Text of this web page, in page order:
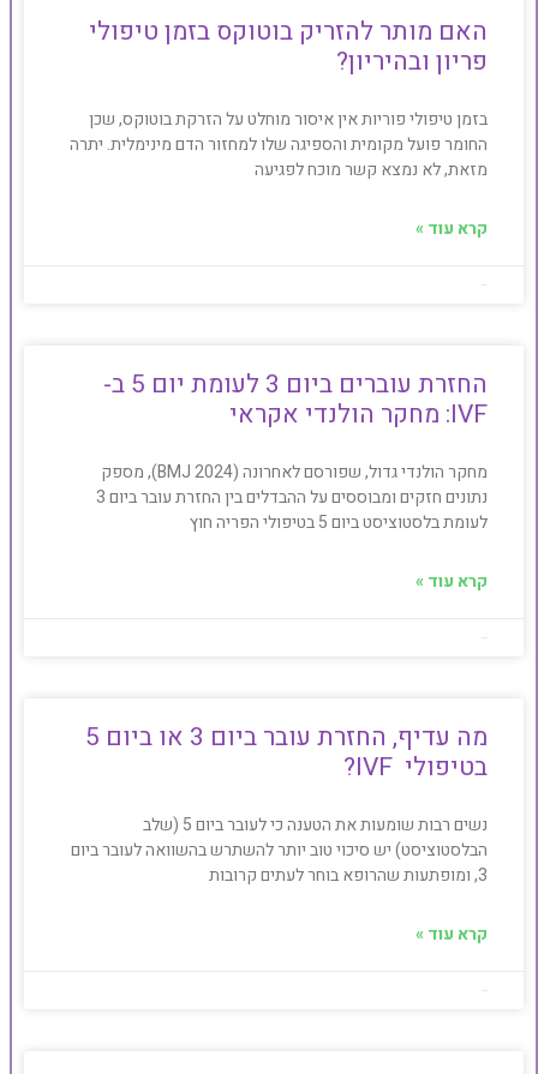
האם מותר להזריק בוטוקס בזמן טיפולי
פריון ובהיריון?
בזמן טיפולי פוריות אין איסור מוחלט על הזרקת בוטוקס, שכן
החומר פועל מקומית והספיגה שלו למחזור הדם מינימלית. יתרה
מזאת, לא נמצא קשר מוכח לפגיעה
קרא עוד »
החזרת עוברים ביום 3 לעומת יום 5 ב-
IVF: מחקר הולנדי אקראי
מחקר הולנדי גדול, שפורסם לאחרונה (BMJ 2024), מספק
נתונים חזקים ומבוססים על ההבדלים בין החזרת עובר ביום 3
לעומת בלסטוציסט ביום 5 בטיפולי הפריה חוץ
קרא עוד »
מה עדיף, החזרת עובר ביום 3 או ביום 5
בטיפולי IVF?
נשים רבות שומעות את הטענה כי לעובר ביום 5 (שלב
הבלסטוציסט) יש סיכוי טוב יותר להשתרש בהשוואה לעובר ביום
3, ומופתעות שהרופא בוחר לעתים קרובות
קרא עוד »